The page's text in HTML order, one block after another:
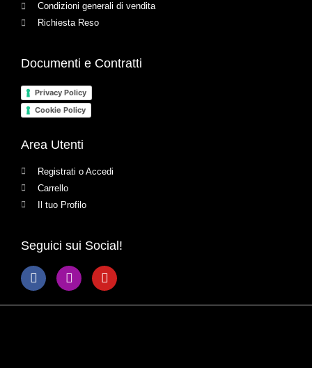
Condizioni generali di vendita
Richiesta Reso
Documenti e Contratti
Privacy Policy
Cookie Policy
Area Utenti
Registrati o Accedi
Carrello
Il tuo Profilo
Seguici sui Social!